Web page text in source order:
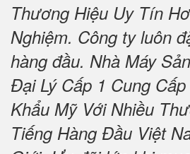
Thương Hiệu Uy Tín
Nghiệm. Công ty luôn
hàng đầu. Nhà Máy
Đại Lý Cấp 1 Cung
Khẩu Mỹ Với Nhiều
Tiếng Hàng Đầu Việt